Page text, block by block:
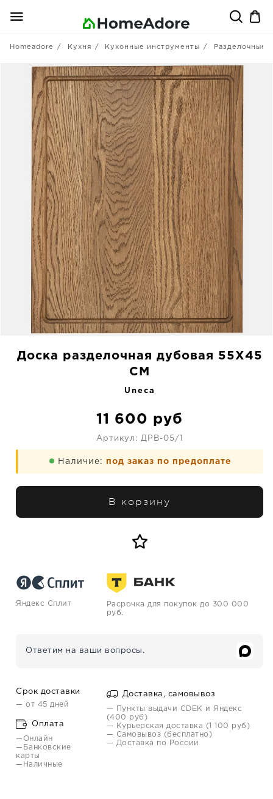
Homeadore Кухня Кухонные инструменты Разделочные
Доска разделочная дубовая 55X45
CM
Uneca
11 600 руб
Артикул: ДРВ-05/1
Наличие: под заказ по предоплате
В корзину
Яндекс Сплит
Расрочка для покупок до 300 000
руб.
Ответим на ваши вопросы.
Срок доставки
— от 45 дней
Оплата
—Онлайн
—Банковские
карты
—Наличные
Доставка, самовывоз
— Пункты выдачи CDEK и Яндекс
(400 руб)
— Курьерская доставка (1 100 руб)
— Самовывоз (бесплатно)
— Доставка по России